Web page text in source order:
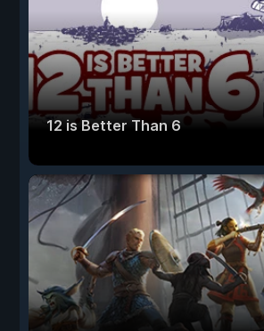
12 is Better Than 6